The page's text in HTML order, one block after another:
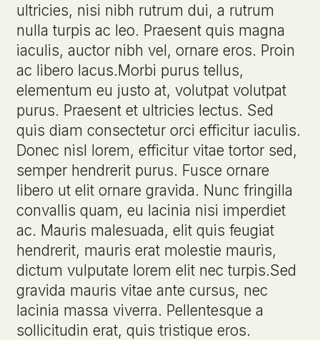
ultricies, nisi nibh rutrum dui, a rutrum
nulla turpis ac leo. Praesent quis magna
iaculis, auctor nibh vel, ornare eros. Proin
ac libero lacus.Morbi purus tellus,
elementum eu justo at, volutpat volutpat
purus. Praesent et ultricies lectus. Sed
quis diam consectetur orci efficitur iaculis.
Donec nisl lorem, efficitur vitae tortor sed,
semper hendrerit purus. Fusce ornare
libero ut elit ornare gravida. Nunc fringilla
convallis quam, eu lacinia nisi imperdiet
ac. Mauris malesuada, elit quis feugiat
hendrerit, mauris erat molestie mauris,
dictum vulputate lorem elit nec turpis.Sed
gravida mauris vitae ante cursus, nec
lacinia massa viverra. Pellentesque a
sollicitudin erat, quis tristique eros.